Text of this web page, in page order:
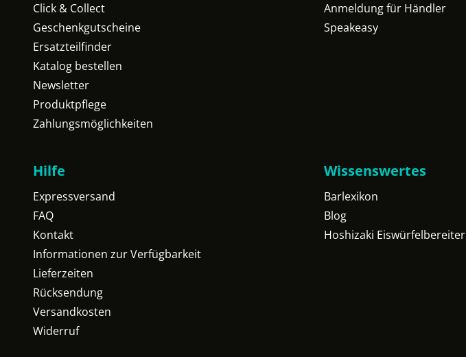
Click & Collect
Geschenkgutscheine
Ersatzteilfinder
Katalog bestellen
Newsletter
Produktpflege
Zahlungsmöglichkeiten
Anmeldung für Händler
Speakeasy
Hilfe
Expressversand
FAQ
Kontakt
Informationen zur Verfügbarkeit
Lieferzeiten
Rücksendung
Versandkosten
Widerruf
Wissenswertes
Barlexikon
Blog
Hoshizaki Eiswürfelbereiter